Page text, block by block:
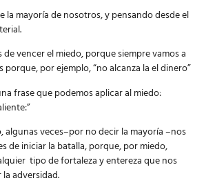
la mayoría de nosotros, y pensando desde el
de vencer el miedo, porque siempre vamos a
por ejemplo, “no alcanza la el dinero”
frase que podemos aplicar al miedo:
algunas veces–por no decir la mayoría –nos
de iniciar la batalla, porque, por miedo,
tipo de fortaleza y entereza que nos
adversidad.